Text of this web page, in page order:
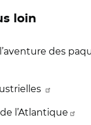
loin
l’aventure des
l’Atlantique